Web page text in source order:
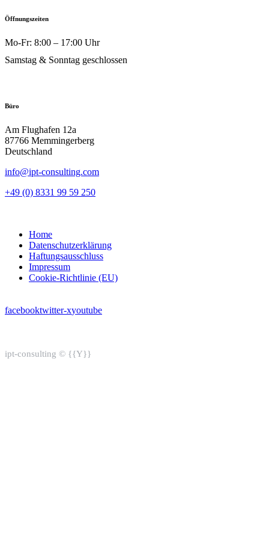
Öffnungszeiten
Mo-Fr: 8:00 – 17:00 Uhr
Samstag & Sonntag geschlossen
Büro
Am Flughafen 12a
87766 Memmingerberg
Deutschland
info@ipt-consulting.com
+49 (0) 8331 99 59 250
Home
Datenschutzerklärung
Haftungsausschluss
Impressum
Cookie-Richtlinie (EU)
facebooktwitter-xyoutube
ipt-consulting © {{Y}}